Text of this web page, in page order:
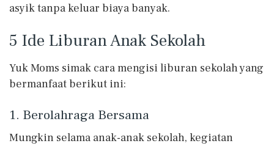
asyik tanpa keluar biaya banyak.
5 Ide Liburan Anak Sekolah
Yuk Moms simak cara mengisi liburan sekolah yang
bermanfaat berikut ini:
1. Berolahraga Bersama
Mungkin selama anak-anak sekolah, kegiatan